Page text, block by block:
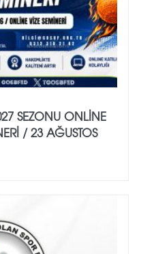
SEZONU ONLİNE
/ 23 AĞUSTOS